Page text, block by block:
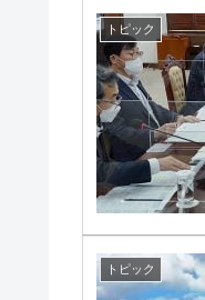
トピック
トピック